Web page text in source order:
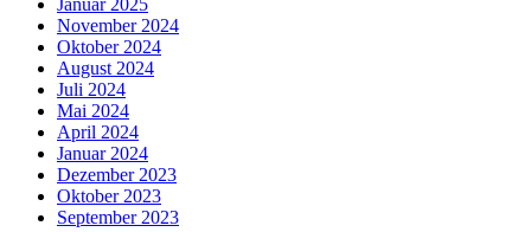
November 2024
Oktober 2024
August 2024
Juli 2024
Mai 2024
April 2024
Januar 2024
Dezember 2023
Oktober 2023
September 2023